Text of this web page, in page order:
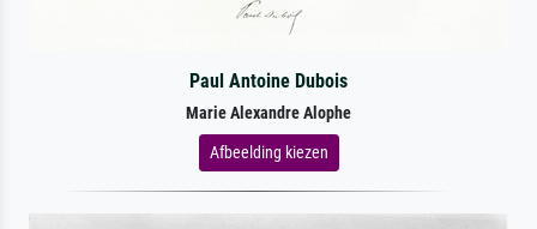
Paul Antoine Dubois
Marie Alexandre Alophe
Afbeelding kiezen